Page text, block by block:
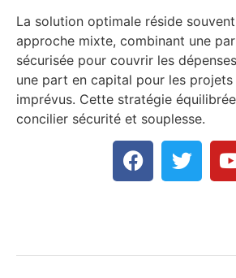
La solution optimale réside
approche mixte, combinant une
sécurisée pour couvrir les
une part en capital pour les
imprévus. Cette stratégie
concilier sécurité et souplesse.